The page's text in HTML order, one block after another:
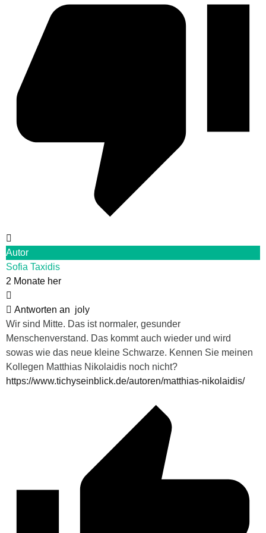
Autor
Sofia Taxidis
2 Monate her
Antworten an joly
Wir sind Mitte. Das ist normaler, gesunder
Menschenverstand. Das kommt auch wieder und wird
sowas wie das neue kleine Schwarze. Kennen Sie meinen
Kollegen Matthias Nikolaidis noch nicht?
https://www.tichyseinblick.de/autoren/matthias-nikolaidis/